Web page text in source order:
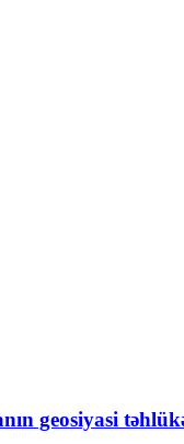
geosiyasi